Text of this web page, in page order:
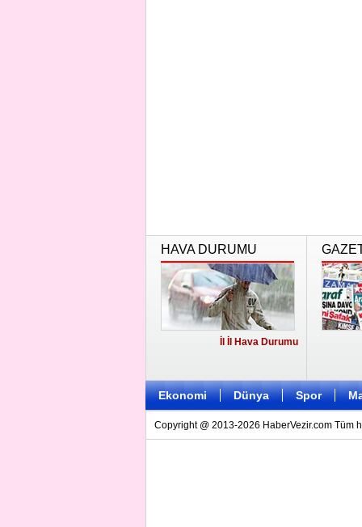
HAVA DURUMU
İl İl Hava Durumu
Ekonomi Dünya Spor
Copyright @ 2013-2026 HaberVezir.com Tüm